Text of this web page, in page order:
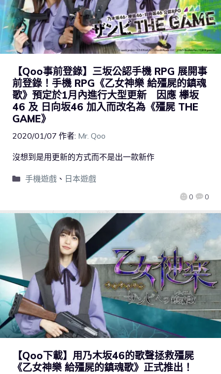
【Qoo事前登錄】三坂公認手機 RPG 展開事
前登錄！手機 RPG《乙女神樂 給殭屍的鎮魂
歌》預定於1月內進行大型更新 因應 欅坂
46 及 日向坂46 加入而改名為《殭屍 THE
GAME》
2020/01/07 作者: Mr. Qoo
0 0
沒想到是用更新的方式而不是出一款新作
手機遊戲、 日本遊戲
【Qoo下載】用乃木坂46的歌聲拯救殭屍
《乙女神樂 給殭屍的鎮魂歌》正式推出！